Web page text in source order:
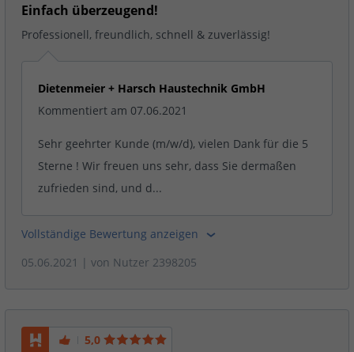
Einfach überzeugend!
Professionell, freundlich, schnell & zuverlässig!
Dietenmeier + Harsch Haustechnik GmbH
Kommentiert am 07.06.2021
Sehr geehrter Kunde (m/w/d), vielen Dank für die 5
Sterne ! Wir freuen uns sehr, dass Sie dermaßen
zufrieden sind, und d...
Vollständige Bewertung anzeigen
05.06.2021 | von Nutzer 2398205
5,0